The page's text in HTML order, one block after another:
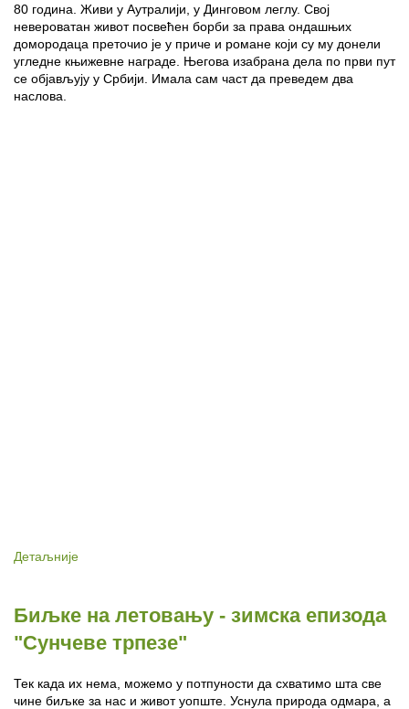
80 година. Живи у Аутралији, у Динговом леглу. Свој
невероватан живот посвећен борби за права ондашњих
домородаца преточио је у приче и романе који су му донели
угледне књижевне награде. Његова изабрана дела по први пут
се објављују у Србији. Имала сам част да преведем два
наслова.
Детаљније
Биљке на летовању - зимска епизода
"Сунчеве трпезе"
Тек када их нема, можемо у потпуности да схватимо шта све
чине биљке за нас и живот уопште. Уснула природа одмара, а